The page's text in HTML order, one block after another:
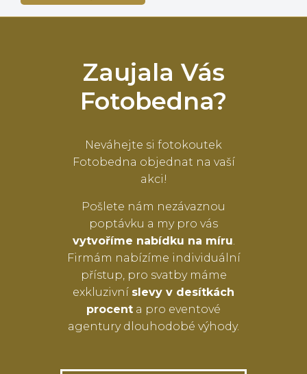
Zaujala Vás
Fotobedna?
Neváhejte si fotokoutek
Fotobedna objednat na vaší
akci!
Pošlete nám nezávaznou
poptávku a my pro vás
vytvoříme nabídku na míru.
Firmám nabízíme individuální
přístup, pro svatby máme
exkluzivní slevy v desítkách
procent a pro eventové
agentury dlouhodobé výhody.